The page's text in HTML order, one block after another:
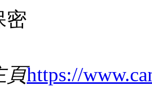
密
頁https://